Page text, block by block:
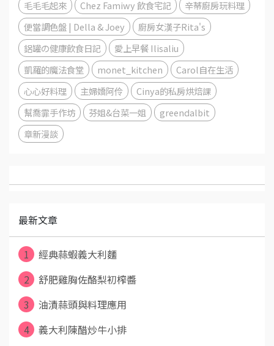
毛毛毛起來
Chez Famiwy 飲食宅記
辛蒂廚房玩料理
便當調色盤 | Della & Joey
廚房女漢子Rita's
鋁罐の健康飲食日記
愛上早餐 Ilisaliu
凱羅的魔法食堂
monet_kitchen
Carol自在生活
心心好料理
主婦嬌阿伶
Cinya的私房烘焙課
幫喬霏手作坊
芬姐&台菜一姐
greendalbit
章新漫談
最新文章
1
經典蒜蝦義大利麵
2
舒肥雞胸佐酪梨初榨醬
3
油漬蒜頭與料理應用
4
義大利陳醋炒牛小排